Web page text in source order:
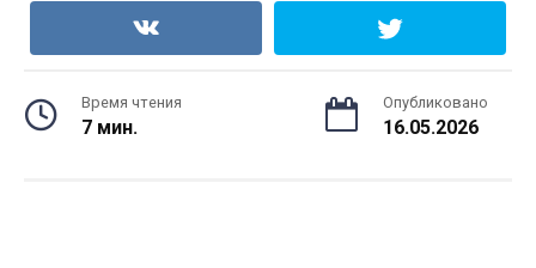
Время чтения
7 мин.
Опубликовано
16.05.2026